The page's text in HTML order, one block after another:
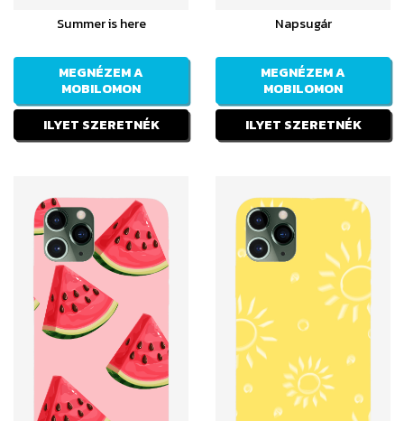
Summer is here
MEGNÉZEM A
MOBILOMON
ILYET SZERETNÉK
Napsugár
MEGNÉZEM A
MOBILOMON
ILYET SZERETNÉK